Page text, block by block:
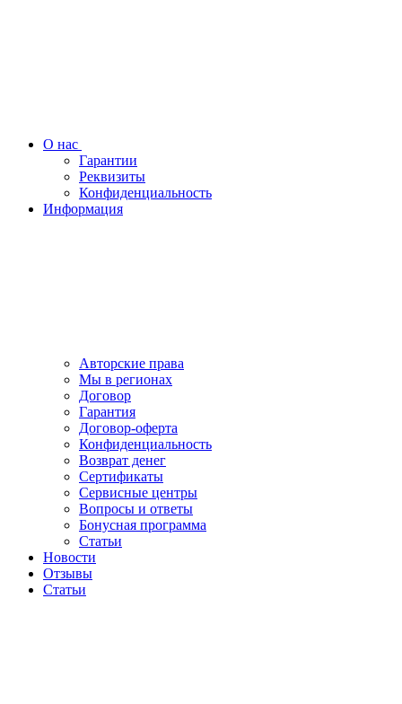
О нас
Гарантии
Реквизиты
Конфиденциальность
Информация
Авторские права
Мы в регионах
Договор
Гарантия
Договор-оферта
Конфиденциальность
Возврат денег
Сертификаты
Сервисные центры
Вопросы и ответы
Бонусная программа
Статьи
Новости
Отзывы
Статьи